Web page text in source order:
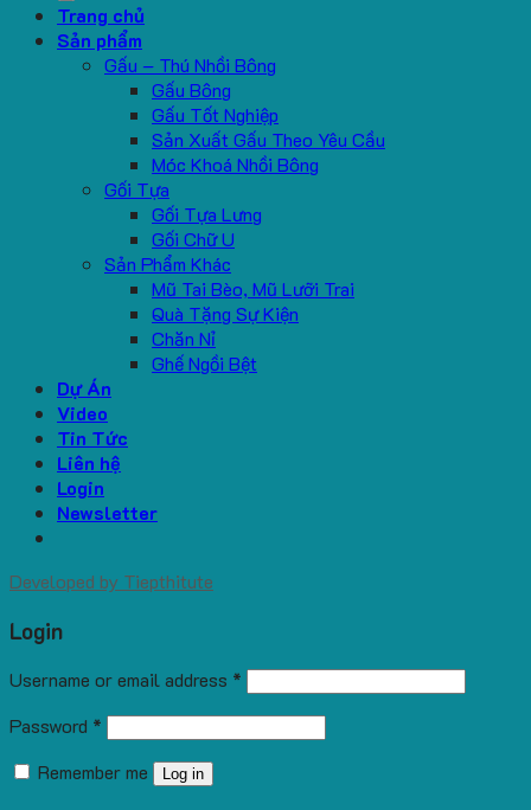
Trang chủ
Sản phẩm
Gấu – Thú Nhồi Bông
Gấu Bông
Gấu Tốt Nghiệp
Sản Xuất Gấu Theo Yêu Cầu
Móc Khoá Nhồi Bông
Gối Tựa
Gối Tựa Lưng
Gối Chữ U
Sản Phẩm Khác
Mũ Tai Bèo, Mũ Lưỡi Trai
Quà Tặng Sự Kiện
Chăn Nỉ
Ghế Ngồi Bệt
Dự Án
Video
Tin Tức
Liên hệ
Login
Newsletter
Developed by Tiepthitute
Login
Username or email address *
Password *
Remember me
Log in